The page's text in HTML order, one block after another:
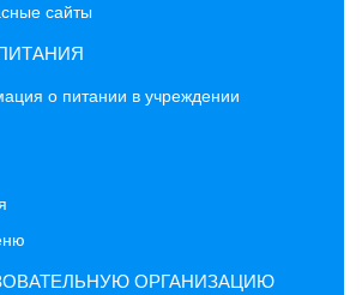
сайты
о питании в учреждении
ОРГАНИЗАЦИЮ